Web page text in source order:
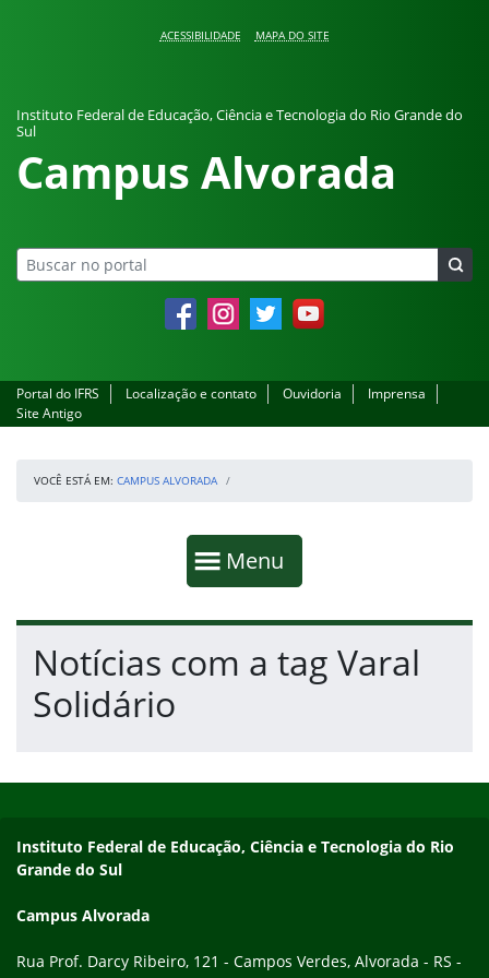
ACESSIBILIDADE MAPA DO SITE
Instituto Federal de Educação, Ciência e Tecnologia do Rio Grande do
Sul
Campus Alvorada
FacebookInstagramTwitter YouTube
Portal do IFRS Localização e contato Ouvidoria
Imprensa
Site Antigo
VOCÊ ESTÁ EM: CAMPUS ALVORADA
Mostrar
Menu
Fim da navegação
Início do conteúdo
Notícias com a tag Varal
Solidário
Endereço
Instituto Federal de Educação, Ciência e Tecnologia do Rio
Grande do Sul
Campus Alvorada
Rua Prof. Darcy Ribeiro, 121 - Campos Verdes, Alvorada - RS -